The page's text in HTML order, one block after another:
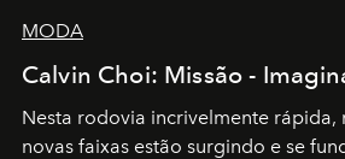
MODA
Calvin Choi: Missão -
Nesta rodovia incrivelmente rápida,
novas faixas estão surgindo e se